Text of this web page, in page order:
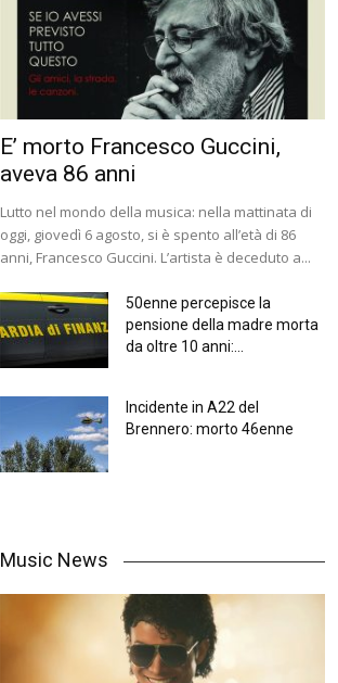
E’ morto Francesco Guccini,
aveva 86 anni
Lutto nel mondo della musica: nella mattinata di
oggi, giovedì 6 agosto, si è spento all’età di 86
anni, Francesco Guccini. L’artista è deceduto a...
50enne percepisce la
pensione della madre morta
da oltre 10 anni:...
Incidente in A22 del
Brennero: morto 46enne
Music News